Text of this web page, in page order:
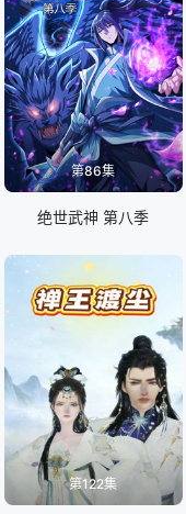
第86集
绝世武神 第八季
第122集